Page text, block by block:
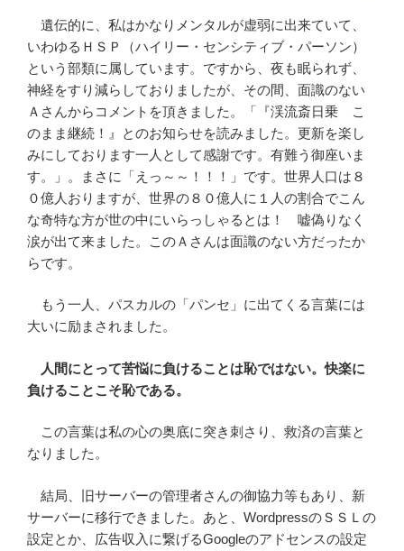
遺伝的に、私はかなりメンタルが虚弱に出来ていて、
いわゆるＨＳＰ（ハイリー・センシティブ・パーソン）
という部類に属しています。ですから、夜も眠られず、
神経をすり減らしておりましたが、その間、面識のない
Ａさんからコメントを頂きました。「『渓流斎日乗 こ
のまま継続！』とのお知らせを読みました。更新を楽し
みにしております一人として感謝です。有難う御座いま
す。」。まさに「えっ～～！！！」です。世界人口は８
０億人おりますが、世界の８０億人に１人の割合でこん
な奇特な方が世の中にいらっしゃるとは！ 嘘偽りなく
涙が出て来ました。このＡさんは面識のない方だったか
らです。
もう一人、パスカルの「パンセ」に出てくる言葉には
大いに励まされました。
人間にとって苦悩に負けることは恥ではない。快楽に
負けることこそ恥である。
この言葉は私の心の奥底に突き刺さり、救済の言葉と
なりました。
結局、旧サーバーの管理者さんの御協力等もあり、新
サーバーに移行できました。あと、WordpressのＳＳＬの
設定とか、広告収入に繋げるGoogleのアドセンスの設定